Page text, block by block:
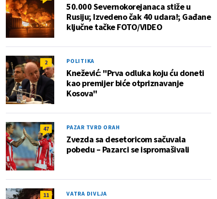
50.000 Severnokorejanaca stiže u
Rusiju; Izvedeno čak 40 udara!; Gađane
ključne tačke FOTO/VIDEO
2 POLITIKA
Knežević: "Prva odluka koju ću doneti
kao premijer biće otpriznavanje
Kosova"
47 PAZAR TVRD ORAH
Zvezda sa desetoricom sačuvala
pobedu – Pazarci se ispromašivali
11 VATRA DIVLJA